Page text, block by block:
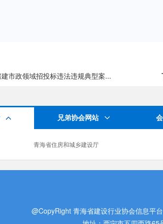
市政领域招投标违法违规典型案...
兄弟协会网站
青海省住房和城乡建设厅
@CopyRight 青海省建设行业协会信息平